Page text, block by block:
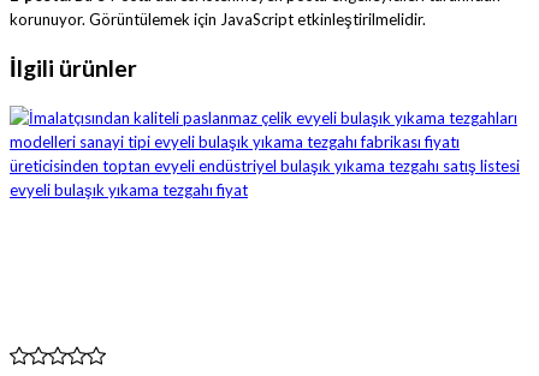
korunuyor. Görüntülemek için JavaScript etkinleştirilmelidir.
İlgili ürünler